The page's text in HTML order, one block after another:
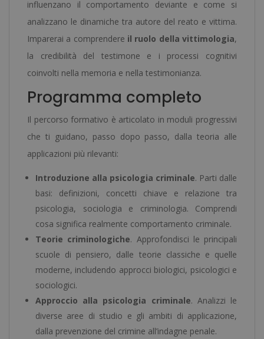
influenzano il comportamento deviante e come si
analizzano le dinamiche tra autore del reato e vittima.
Imparerai a comprendere il ruolo della vittimologia,
la credibilità del testimone e i processi cognitivi
coinvolti nella memoria e nella testimonianza.
Programma completo
Il percorso formativo è articolato in moduli progressivi
che ti guidano, passo dopo passo, dalla teoria alle
applicazioni più rilevanti:
Introduzione alla psicologia criminale. Parti dalle
basi: definizioni, concetti chiave e relazione tra
psicologia, sociologia e criminologia. Comprendi
cosa significa realmente comportamento criminale.
Teorie criminologiche. Approfondisci le principali
scuole di pensiero, dalle teorie classiche e quelle
moderne, includendo approcci biologici, psicologici e
sociologici.
Approccio alla psicologia criminale. Analizzi le
diverse aree di studio e gli ambiti di applicazione,
dalla prevenzione del crimine all’indagne penale.